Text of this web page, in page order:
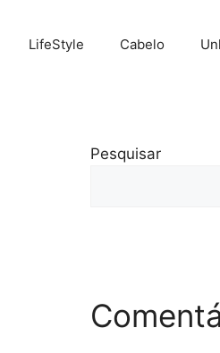
LifeStyle Cabelo
Pesquisar